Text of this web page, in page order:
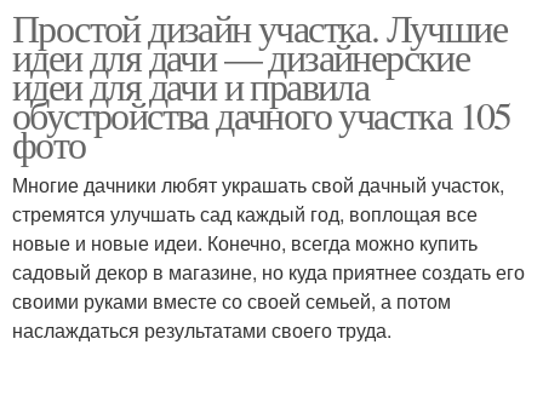
Простой дизайн участка. Лучшие
идеи для дачи — дизайнерские
идеи для дачи и правила
обустройства дачного участка 105
фото
Многие дачники любят украшать свой дачный участок,
стремятся улучшать сад каждый год, воплощая все
новые и новые идеи. Конечно, всегда можно купить
садовый декор в магазине, но куда приятнее создать его
своими руками вместе со своей семьей, а потом
наслаждаться результатами своего труда.